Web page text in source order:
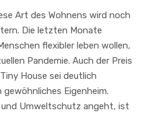
Art des Wohnens wird noch
Die letzten Monate
flexibler leben wollen,
Pandemie. Auch der Preis
House sei deutlich
Eigenheim.
und Umweltschutz angeht, ist